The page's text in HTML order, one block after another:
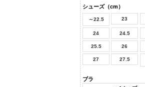
シューズ（cm）
～22.5 23
24 24.5
25.5 26
27 27.5
ブラ